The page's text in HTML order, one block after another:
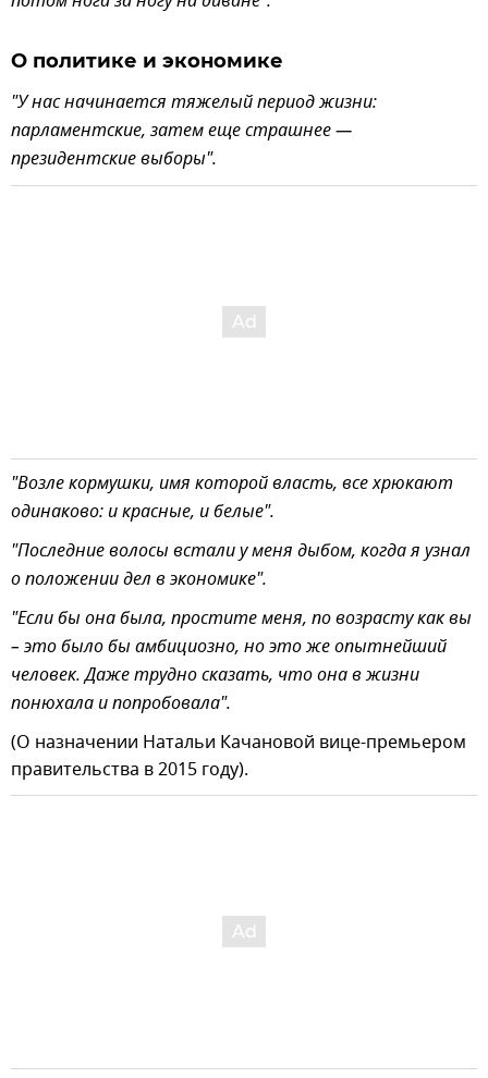
О политике и экономике
"У нас начинается тяжелый период жизни:
парламентские, затем еще страшнее —
президентские выборы".
"Возле кормушки, имя которой власть, все хрюкают
одинаково: и красные, и белые".
"Последние волосы встали у меня дыбом, когда я узнал
о положении дел в экономике".
"Если бы она была, простите меня, по возрасту как вы
– это было бы амбициозно, но это же опытнейший
человек. Даже трудно сказать, что она в жизни
понюхала и попробовала".
(О назначении Натальи Качановой вице-премьером
правительства в 2015 году).